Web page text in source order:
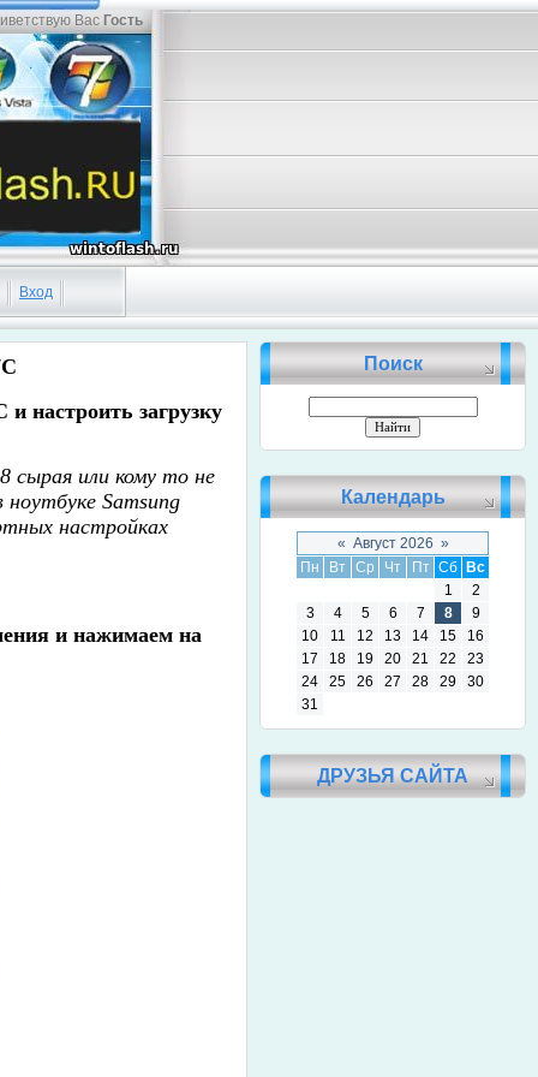
Вас Гость
Вход
настроить загрузку
сырая или кому то не
Samsung
настройках
и нажимаем на
Поиск
Календарь
« Август 2026 »
Пн
Вт Ср Чт Пт Сб
Вс
1
2
3
4 5 6 7 8
9
10
11 12 13 14 15
16
17
18 19 20 21 22
23
24
25 26 27 28 29
30
31
ДРУЗЬЯ САЙТА